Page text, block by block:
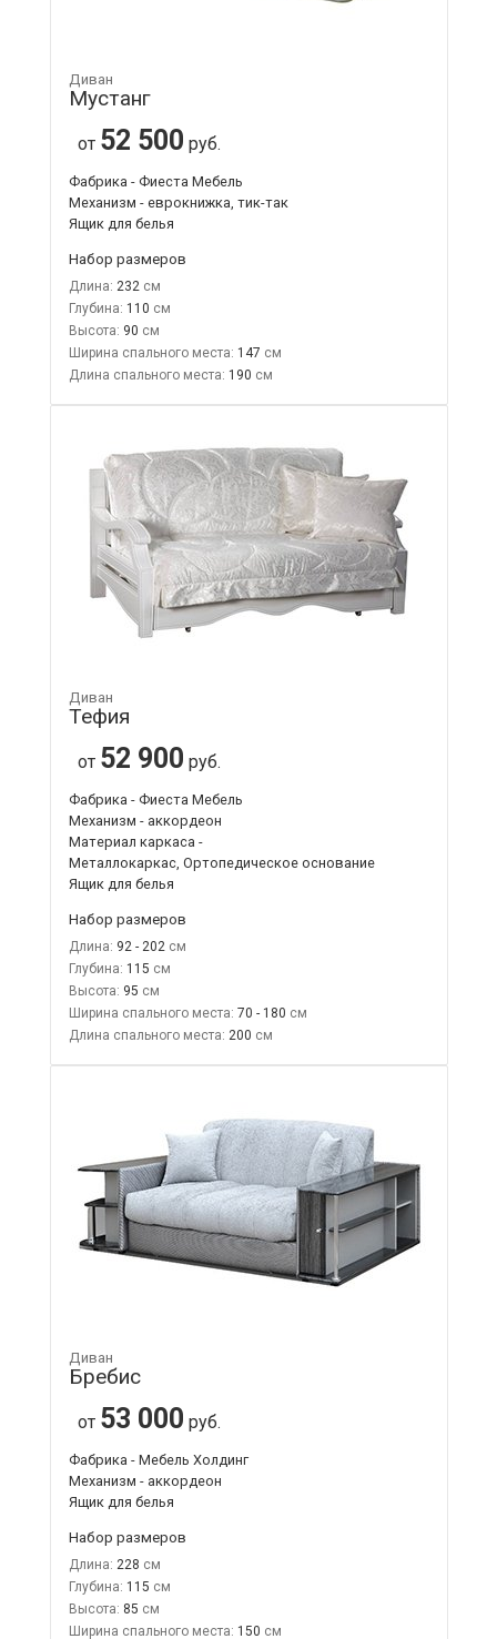
Диван
Мустанг
от 52 500 руб.
Фабрика - Фиеста Мебель
Механизм - еврокнижка, тик-так
Ящик для белья
Набор размеров
Длина: 232
Глубина: 110
Высота: 90
Ширина спального места: 147
Длина спального места: 190
Диван
Тефия
от 52 900 руб.
Фабрика - Фиеста Мебель
Механизм - аккордеон
Материал каркаса -
Металлокаркас, Ортопедическое основание
Ящик для белья
Набор размеров
Длина: 92 - 202
Глубина: 115
Высота: 95
Ширина спального места: 70 - 180
Длина спального места: 200
Диван
Бребис
от 53 000 руб.
Фабрика - Мебель Холдинг
Механизм - аккордеон
Ящик для белья
Набор размеров
Длина: 228
Глубина: 115
Высота: 85
Ширина спального места: 150